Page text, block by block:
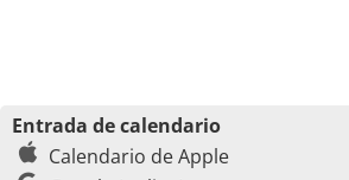
Entrada de calendario
Calendario de Apple